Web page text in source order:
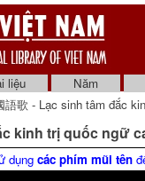
liệu
Năm
語歌 - Lạc sinh tâm đắc
kinh trị quốc ngữ
dụng các phím mũi tên